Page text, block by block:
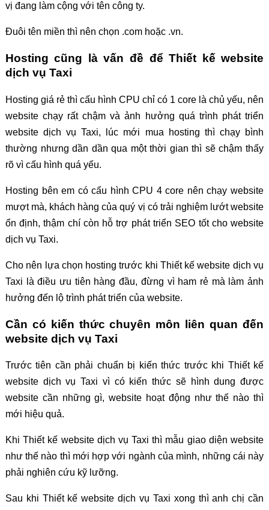
vị đang làm cộng với tên công ty.
Đuôi tên miền thì nên chọn .com hoặc .vn.
Hosting cũng là vấn đề để Thiết kế website
dịch vụ Taxi
Hosting giá rẻ thì cấu hình CPU chỉ có 1 core là chủ yếu, nên
website chạy rất chậm và ảnh hưởng quá trình phát triển
website dịch vụ Taxi, lúc mới mua hosting thì chạy bình
thường nhưng dần dần qua một thời gian thì sẽ chậm thấy
rõ vì cấu hình quá yếu.
Hosting bên em có cấu hình CPU 4 core nên chạy website
mượt mà, khách hàng của quý vị có trải nghiệm lướt website
ổn định, thậm chí còn hỗ trợ phát triển SEO tốt cho website
dịch vụ Taxi.
Cho nên lựa chọn hosting trước khi Thiết kế website dịch vụ
Taxi là điều ưu tiên hàng đầu, đừng vì ham rẻ mà làm ảnh
hưởng đến lộ trình phát triển của website.
Cần có kiến thức chuyên môn liên quan đến
website dịch vụ Taxi
Trước tiên cần phải chuẩn bị kiến thức trước khi Thiết kế
website dịch vụ Taxi vì có kiến thức sẽ hình dung được
website cần những gì, website hoạt động như thế nào thì
mới hiệu quả.
Khi Thiết kế website dịch vụ Taxi thì mẫu giao diện website
như thế nào thì mới hợp với ngành của mình, những cái này
phải nghiên cứu kỹ lưỡng.
Sau khi Thiết kế website dịch vụ Taxi xong thì anh chị cần